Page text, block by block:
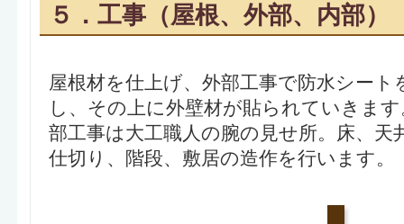
５．工事（屋根、外部、内部）
屋根材を仕上げ、外部工事で防水シート
し、その上に外壁材が貼られていきます
部工事は大工職人の腕の見せ所。床、天
仕切り、階段、敷居の造作を行います。